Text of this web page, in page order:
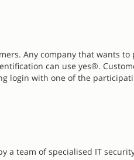
Any company that wants to
can use yes®.
login with one of the
a team of specialised IT